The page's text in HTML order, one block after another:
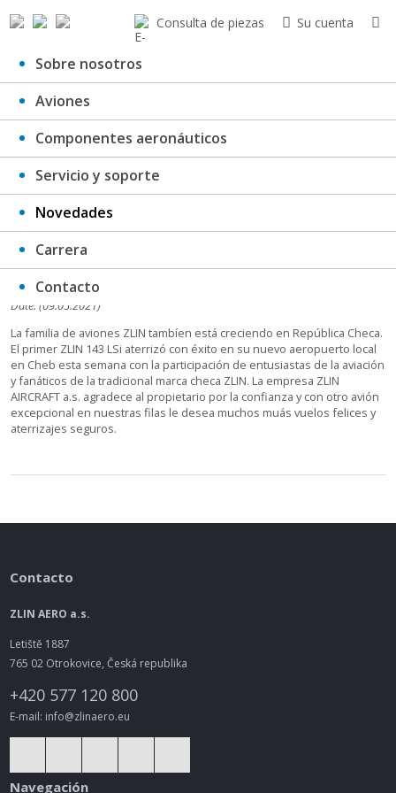
Consulta de piezas Su cuenta
Sobre nosotros
Aviones
Componentes aeronáuticos
Servicio y soporte
Novedades
Carrera
Contacto
Z 143 LSi en República Checa
Date: (09.05.2021)
La familia de aviones ZLIN tambíen está creciendo en República Checa.
El primer ZLIN 143 LSi aterrizó con éxito en su nuevo aeropuerto local
en Cheb esta semana con la participación de entusiastas de la aviación
y fanáticos de la tradicional marca checa ZLIN. La empresa ZLIN
AIRCRAFT a.s. agradece al propietario por la confianza y con otro avión
excepcional en nuestras filas le desea muchos muás vuelos felices y
aterrizajes seguros.
Contacto
ZLIN AERO a.s.
Letiště 1887
765 02 Otrokovice, Česká republika
+420 577 120 800
E-mail: info@zlinaero.eu
Navegación